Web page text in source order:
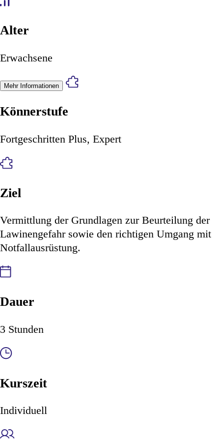
Alter
Erwachsene
Mehr Informationen
Könnerstufe
Fortgeschritten Plus, Expert
Ziel
Vermittlung der Grundlagen zur Beurteilung der
Lawinengefahr sowie den richtigen Umgang mit
Notfallausrüstung.
Dauer
3 Stunden
Kurszeit
Individuell